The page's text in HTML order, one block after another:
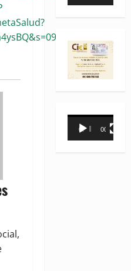
Reproductor
00:00 00:31